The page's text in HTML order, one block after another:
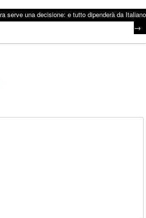
serve una decisione: e tutto dipenderà da Italiano
→